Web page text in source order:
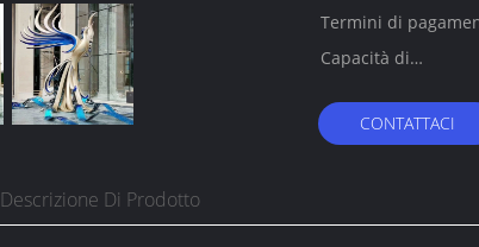
Termini di
Capacità di
CONTATTACI
Descrizione Di Prodotto